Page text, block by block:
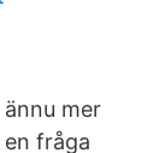
mer
fråga